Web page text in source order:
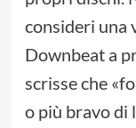
consideri una
Downbeat a
scrisse che
o più bravo di